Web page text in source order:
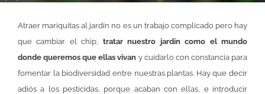
Atraer mariquitas al jardín no es un trabajo complicado pero hay
que cambiar el chip, tratar nuestro jardín como el mundo
donde queremos que ellas vivan y cuidarlo con constancia para
fomentar la biodiversidad entre nuestras plantas. Hay que decir
adiós a los pesticidas, porque acaban con ellas, e introducir